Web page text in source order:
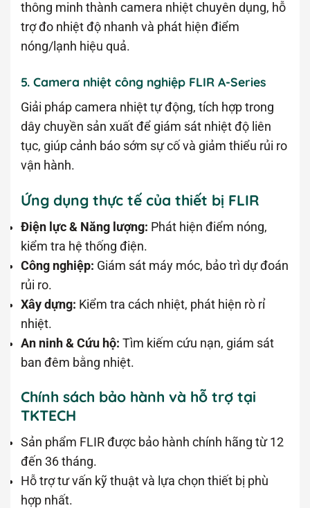
thông minh thành camera nhiệt chuyên dụng, hỗ
trợ đo nhiệt độ nhanh và phát hiện điểm
nóng/lạnh hiệu quả.
5. Camera nhiệt công nghiệp FLIR A-Series
Giải pháp camera nhiệt tự động, tích hợp trong
dây chuyền sản xuất để giám sát nhiệt độ liên
tục, giúp cảnh báo sớm sự cố và giảm thiểu rủi ro
vận hành.
Ứng dụng thực tế của thiết bị FLIR
Điện lực & Năng lượng: Phát hiện điểm nóng,
kiểm tra hệ thống điện.
Công nghiệp: Giám sát máy móc, bảo trì dự đoán
rủi ro.
Xây dựng: Kiểm tra cách nhiệt, phát hiện rò rỉ
nhiệt.
An ninh & Cứu hộ: Tìm kiếm cứu nạn, giám sát
ban đêm bằng nhiệt.
Chính sách bảo hành và hỗ trợ tại
TKTECH
Sản phẩm FLIR được bảo hành chính hãng từ 12
đến 36 tháng.
Hỗ trợ tư vấn kỹ thuật và lựa chọn thiết bị phù
hợp nhất.